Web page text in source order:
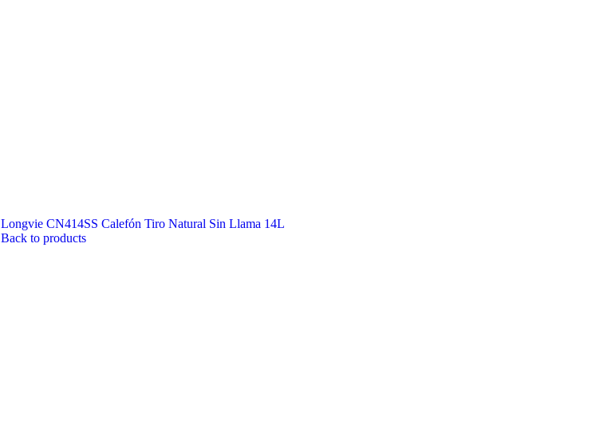
Longvie CN414SS Calefón Tiro Natural Sin Llama 14L
Back to products